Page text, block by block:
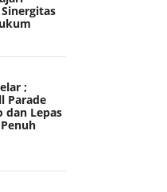
;
Parade
dan Lepas